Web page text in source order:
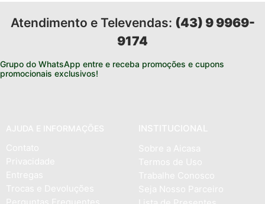
Atendimento e Televendas: (43) 9 9969-
9174
Grupo do WhatsApp entre e receba promoções e cupons
promocionais exclusivos!